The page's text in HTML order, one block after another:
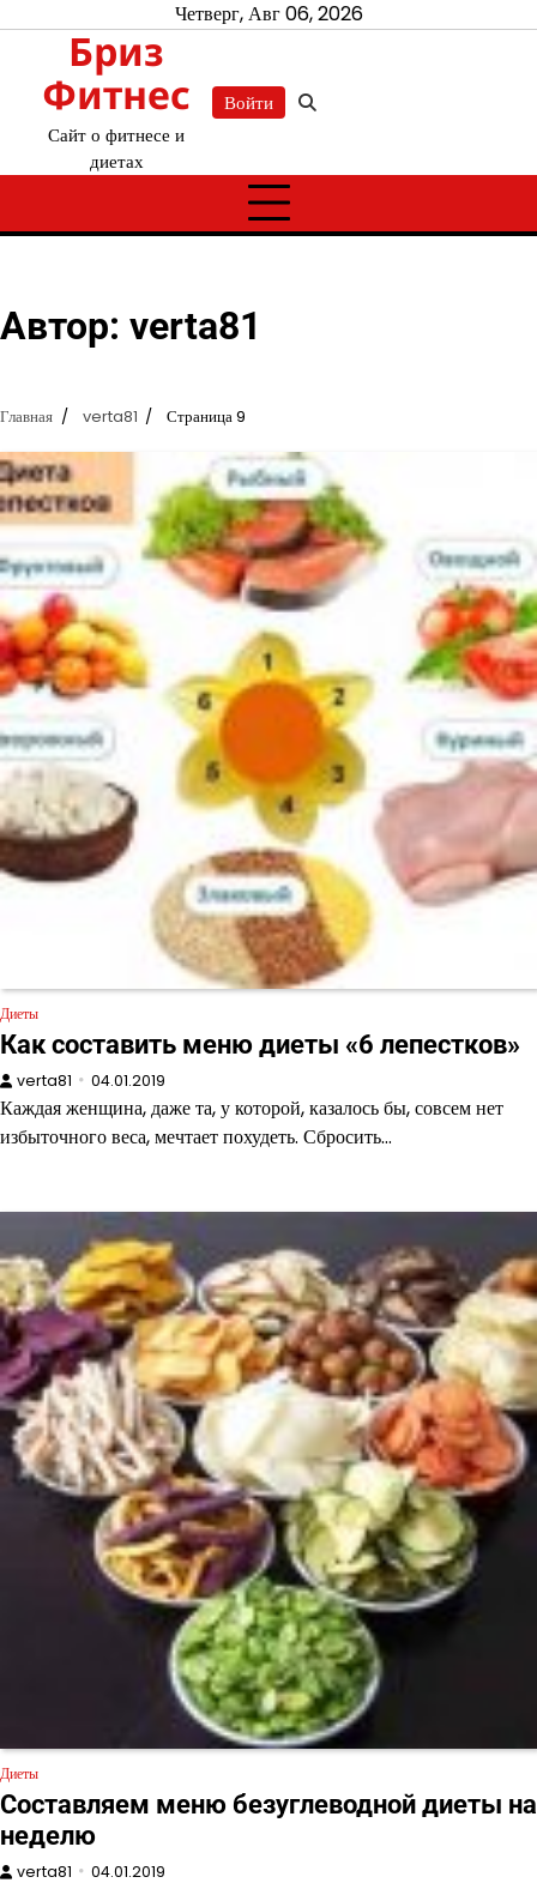
содержимому
Четверг, Авг 06, 2026
Бриз
Фитнес
Сайт о фитнесе и
диетах
Войти
Автор: verta81
Главная verta81 Страница 9
Диеты
Как составить меню диеты «6 лепестков»
verta81 04.01.2019
Каждая женщина, даже та, у которой, казалось бы, совсем нет
избыточного веса, мечтает похудеть. Сбросить…
Диеты
Составляем меню безуглеводной диеты на
неделю
verta81 04.01.2019